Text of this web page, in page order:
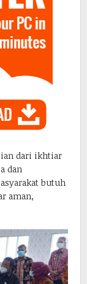
dari ikhtiar
dan
butuh
aman,